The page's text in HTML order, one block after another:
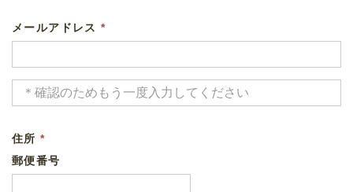
メールアドレス*
住所*
郵便番号